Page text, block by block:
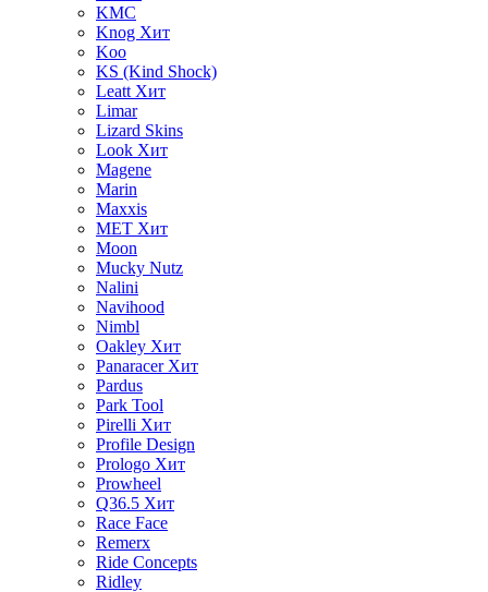
KMC
Knog Хит
Koo
KS (Kind Shock)
Leatt Хит
Limar
Lizard Skins
Look Хит
Magene
Marin
Maxxis
MET Хит
Moon
Mucky Nutz
Nalini
Navihood
Nimbl
Oakley Хит
Panaracer Хит
Pardus
Park Tool
Pirelli Хит
Profile Design
Prologo Хит
Prowheel
Q36.5 Хит
Race Face
Remerx
Ride Concepts
Ridley